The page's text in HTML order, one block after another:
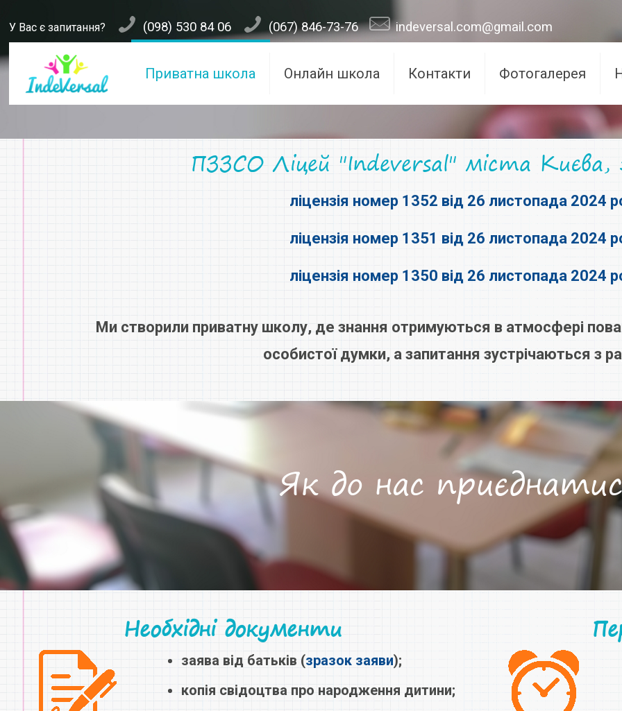
У Вас є запитання? (098) 530 84 06 (067) 846-73-76 indeversal.com@gmail.com
Приватна школа Онлайн школа Контакти Фотогалерея
ПЗЗСО Ліцей "Indeversal" міста
ліцензія номер 1352 від 26 листопада 2024
ліцензія номер 1351 від 26 листопада 2024
ліцензія номер 1350 від 26 листопада 2024
Ми створили приватну школу, де знання отримуються в атмосфері
особистої думки, а запитання зустрічаються з
Як до нас
Необхідні документи
заява від батьків (зразок заяви);
копія свідоцтва про народження дитини;